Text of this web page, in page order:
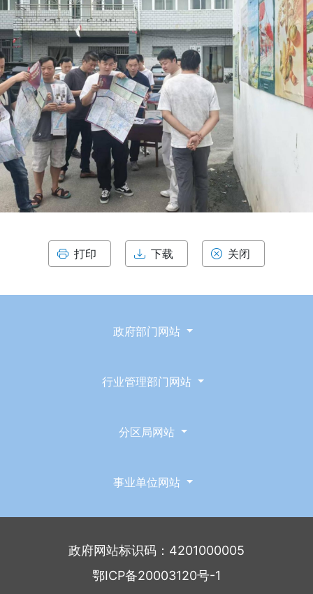
打印 下载 关闭
政府部门网站
行业管理部门网站
分区局网站
事业单位网站
政府网站标识码：4201000005
鄂ICP备20003120号-1